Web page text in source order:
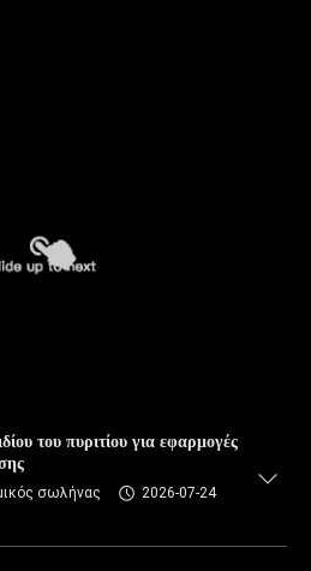
του πυριτίου για εφαρμογές
σωλήνας
2026-07-24